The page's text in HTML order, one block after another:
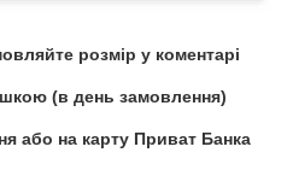
розмір у коментарі
(в день замовлення)
або на карту Приват Банка